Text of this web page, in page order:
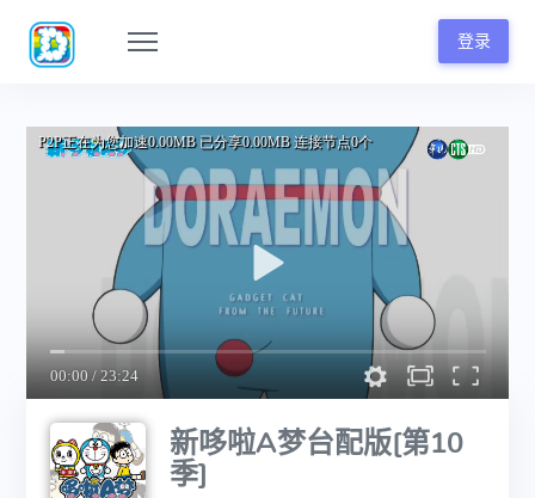
登录
新哆啦A梦台配版[第10
季]